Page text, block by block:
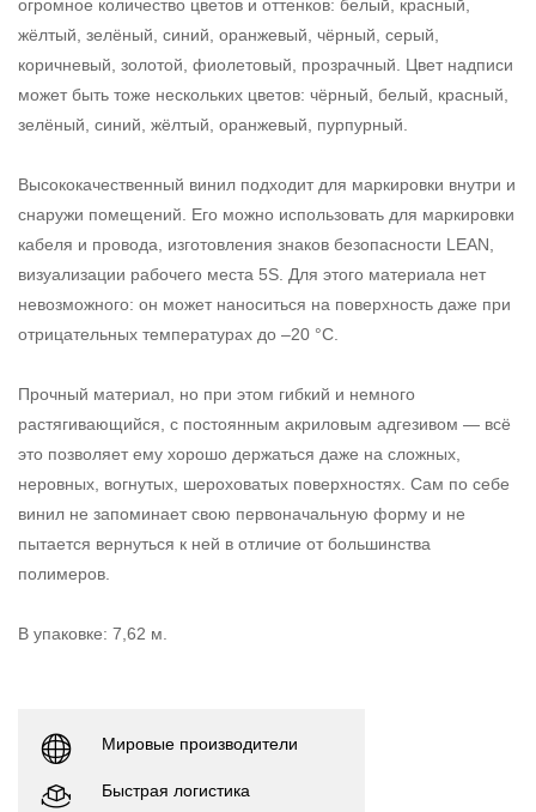
огромное количество цветов и оттенков: белый, красный,
жёлтый, зелёный, синий, оранжевый, чёрный, серый,
коричневый, золотой, фиолетовый, прозрачный. Цвет надписи
может быть тоже нескольких цветов: чёрный, белый, красный,
зелёный, синий, жёлтый, оранжевый, пурпурный.
Высококачественный винил подходит для маркировки внутри и
снаружи помещений. Его можно использовать для маркировки
кабеля и провода, изготовления знаков безопасности LEAN,
визуализации рабочего места 5S. Для этого материала нет
невозможного: он может наноситься на поверхность даже при
отрицательных температурах до –20 °С.
Прочный материал, но при этом гибкий и немного
растягивающийся, с постоянным акриловым адгезивом — всё
это позволяет ему хорошо держаться даже на сложных,
неровных, вогнутых, шероховатых поверхностях. Сам по себе
винил не запоминает свою первоначальную форму и не
пытается вернуться к ней в отличие от большинства
полимеров.
В упаковке: 7,62 м.
Мировые производители
Быстрая логистика